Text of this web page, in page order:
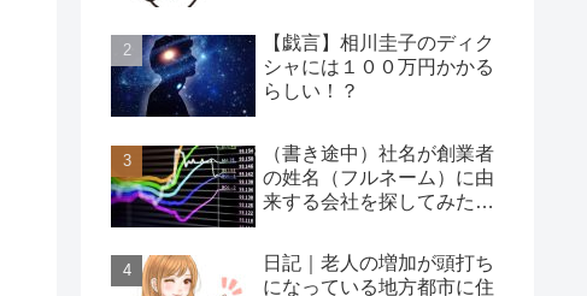
【戯言】相川圭子のディク
シャには１００万円かかる
らしい！？
（書き途中）社名が創業者
の姓名（フルネーム）に由
来する会社を探してみた…
日記｜老人の増加が頭打ち
になっている地方都市に住